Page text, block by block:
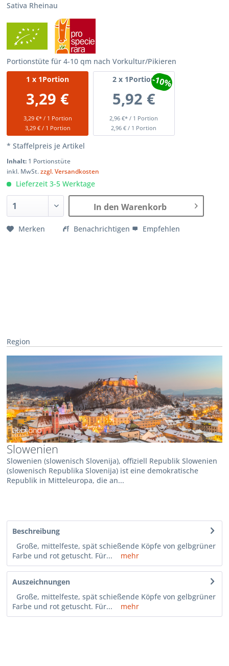
Sativa Rheinau
Portionstüte für 4-10 qm nach Vorkultur/Pikieren
1 x 1Portion
3,29 €
3,29 €* / 1 Portion
3,29 € / 1 Portion
2x 1Portion
5,92 €
2,96 €* / 1 Portion
-10%
2,96 € / 1 Portion
* Staffelpreis je Artikel
Inhalt: 1 Portionstüte
inkl. MwSt.zzgl. Versandkosten
Lieferzeit 3-5 Werktage
In den Warenkorb
Merken Benachrichtigen Empfehlen
Region
Slowenien
Slowenien (slowenisch Slovenija), offiziell Republik Slowenien
(slowenisch Republika Slovenija) ist eine demokratische
Republik in Mitteleuropa, die an...
Beschreibung
Große, mittelfeste, spät schießende Köpfe von gelbgrüner
Farbe und rot getuscht. Für...
mehr
Auszeichnungen
Große, mittelfeste, spät schießende Köpfe von gelbgrüner
Farbe und rot getuscht. Für...
mehr